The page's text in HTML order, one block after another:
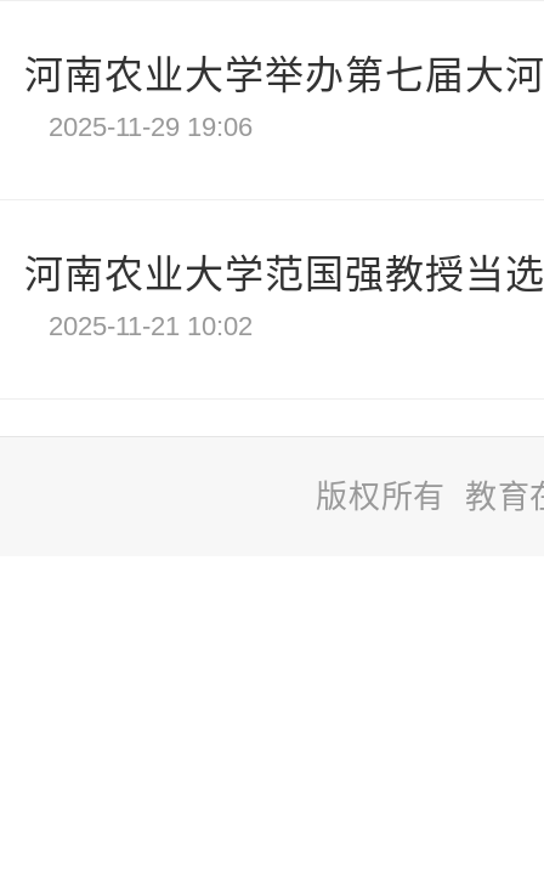
河南农业大学举办第七届大
2025-11-29 19:06
河南农业大学范国强教授当
2025-11-21 10:02
版权所有 教育